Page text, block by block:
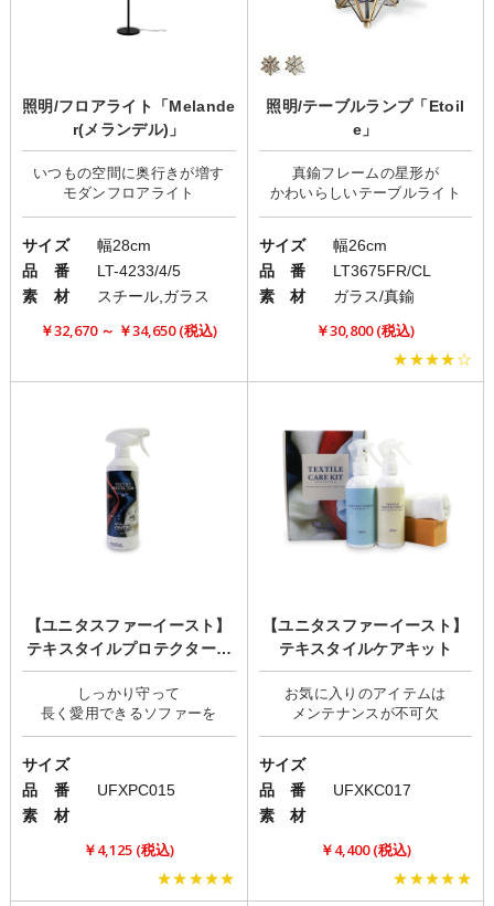
照明/フロアライト「Melande
r(メランデル)」
いつもの空間に奥行きが増す
サイズ
幅28cm
品 番
LT-4233/4/5
素 材
スチール,ガラス
￥32,670 ～ ￥34,650 (税込)
照明/テーブルランプ「Etoil
e」
真鍮フレームの星形が
サイズ
幅26cm
品 番
LT3675FR/CL
素 材
ガラス/真鍮
￥30,800 (税込)
★★★★☆
【ユニタスファーイースト】
テキスタイルプロテクターW
プラス
しっかり守って
サイズ
品 番
UFXPC015
素 材
￥4,125 (税込)
★★★★★
【ユニタスファーイースト】
テキスタイルケアキット
お気に入りのアイテムは
サイズ
品 番
UFXKC017
素 材
￥4,400 (税込)
★★★★★